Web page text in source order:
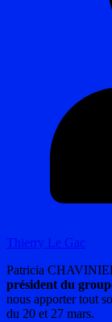
Thierry Le Gac
Patricia
président du
nous apporter tout
du 20 et 27 mars.